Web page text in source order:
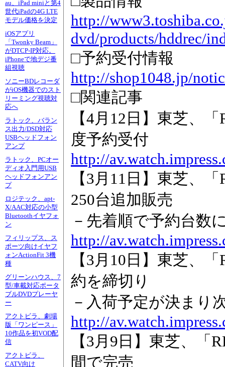
au、iPad miniと第4
世代iPadの4G LTE
モデル価格を決定
iOSアプリ
「Twonky Beam」
がDTCP-IP対応。
iPhoneで地デジ番
組視聴
ソニーBDレコーダ
がiOS機器でのスト
リーミング視聴対
応へ
ラトック、バラン
ス出力/DSD対応
USBヘッドフォン
アンプ
ラトック、PCオー
ディオ入門用USB
ヘッドフォンアン
プ
ロジテック、apt-
X/AAC対応の小型
Bluetoothイヤフォ
ン
フィリップス、ス
ポーツ向けイヤフ
ォンActionFit 3機
種
グリーンハウス、7
型/車載対応ポータ
ブルDVDプレーヤ
ー
アクトビラ、劇場
版「ワンピース」
10作品を初VOD配
信
アクトビラ、
CATV向け
http://
dvd/products/hddrec/
□予約受付情報
http://shop1048.jp/
□関連記事
【4月12日】東芝、
度予約受付
http://
【3月11日】東芝、
250台追加販売
－先着順で予約台数
http://
【3月10日】東芝、
約を締切り
－入荷予定が決まり
http://
【3月9日】東芝、「
間で完売